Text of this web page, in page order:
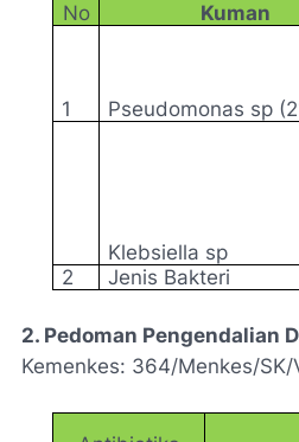
No Kuman
1 Pseudomonas sp
Klebsiella sp
2
Jenis Bakteri
2. Pedoman Pengendalian
Kemenkes: 364/Menkes/